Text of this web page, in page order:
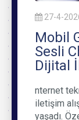
27-4-
Mobil
Sesli
Dijital
nternet
iletişim
yaşadı.